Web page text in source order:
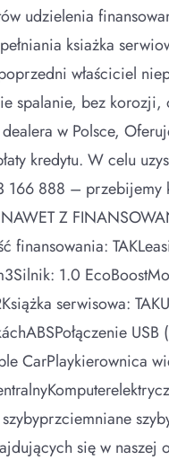
udzielenia
ksiażka
właściciel
spalanie, bez
w Polsce,
kredytu. W celu
166 888 – przebijemy
NAWET Z
finansowania:
1.0
serwisowa:
CarPlaykierownica
się w naszej